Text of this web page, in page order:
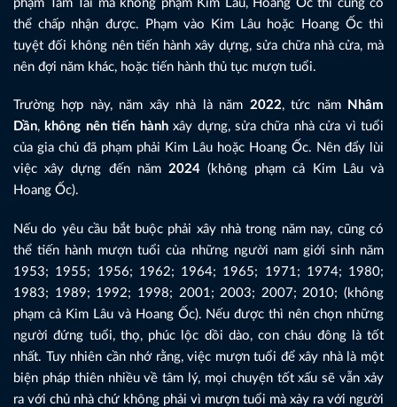
phạm Tam Tai mà không phạm Kim Lâu, Hoang Ốc thì cũng có
thể chấp nhận được. Phạm vào Kim Lâu hoặc Hoang Ốc thì
tuyệt đối không nên tiến hành xây dựng, sửa chữa nhà cửa, mà
nên đợi năm khác, hoặc tiến hành thủ tục mượn tuổi.
Trường hợp này, năm xây nhà là năm 2022, tức năm
Nhâm
Dần, không nên tiến hànhxây dựng, sửa chữa nhà cửa vì tuổi
của gia chủ đã phạm phải Kim Lâu hoặc Hoang Ốc. Nên đẩy lùi
việc xây dựng đến năm 2024(không phạm cả Kim Lâu và
Hoang Ốc).
Nếu do yêu cầu bắt buộc phải xây nhà trong năm nay, cũng có
thể tiến hành mượn tuổi của những người nam giới sinh năm
1953; 1955; 1956; 1962; 1964; 1965; 1971; 1974; 1980;
1983; 1989; 1992; 1998; 2001; 2003; 2007; 2010; (không
phạm cả Kim Lâu và Hoang Ốc). Nếu được thì nên chọn những
người đứng tuổi, thọ, phúc lộc dồi dào, con cháu đông là tốt
nhất. Tuy nhiên cần nhớ rằng, việc mượn tuổi để xây nhà là một
biện pháp thiên nhiều về tâm lý, mọi chuyện tốt xấu sẽ vẫn xảy
ra với chủ nhà chứ không phải vì mượn tuổi mà xảy ra với người